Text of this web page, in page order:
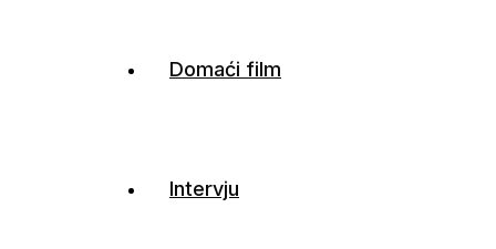
Domaći film
Intervju